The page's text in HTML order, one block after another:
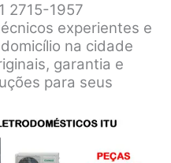
2715-1957
experientes e
na cidade
garantia e
para seus